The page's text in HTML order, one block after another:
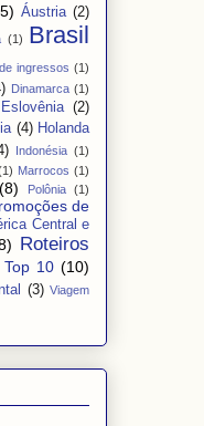
Áustria (2)
(1) Brasil
ingressos (1)
Dinamarca (1)
Eslovênia (2)
(4) Holanda
Indonésia (1)
Marrocos (1)
(8) Polônia (1)
de
Central e
Roteiros
Top 10 (10)
(3) Viagem